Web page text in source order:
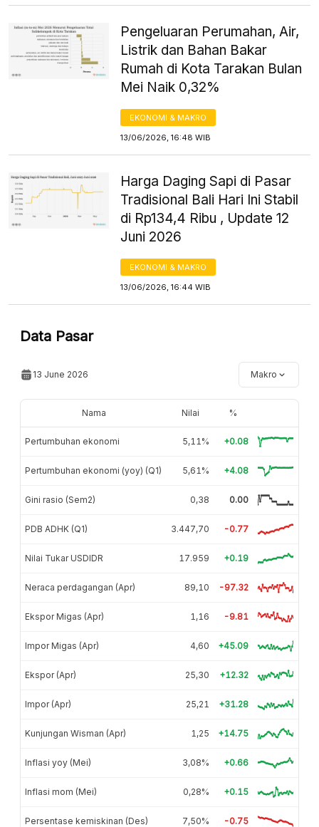
Pengeluaran Perumahan, Air,
Listrik dan Bahan Bakar
Rumah di Kota Tarakan Bulan
Mei Naik 0,32%
EKONOMI & MAKRO
13/06/2026, 16:48 WIB
Harga Daging Sapi di Pasar
Tradisional Bali Hari Ini Stabil
di Rp134,4 Ribu , Update 12
Juni 2026
EKONOMI & MAKRO
13/06/2026, 16:44 WIB
Data Pasar
13 June 2026 Makro
Nama Nilai %
Pertumbuhan ekonomi 5,11% +0.08
Pertumbuhan ekonomi (yoy) (Q1) 5,61% +4.08
Gini rasio (Sem2) 0,38 0.00
PDB ADHK (Q1) 3.447,70 -0.77
Nilai Tukar USDIDR 17.959 +0.19
Neraca perdagangan (Apr) 89,10 -97.32
Ekspor Migas (Apr) 1,16 -9.81
Impor Migas (Apr) 4,60 +45.09
Ekspor (Apr) 25,30 +12.32
Impor (Apr) 25,21 +31.28
Kunjungan Wisman (Apr) 1,25 +14.75
Inflasi yoy (Mei) 3,08% +0.66
Inflasi mom (Mei) 0,28% +0.15
Persentase kemiskinan (Des) 7,50% -0.75